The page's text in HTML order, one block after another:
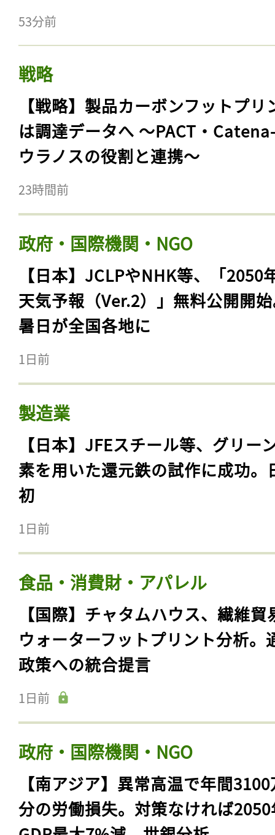
53分前
戦略
【戦略】製品カーボンフットプリ
は調達データへ 〜PACT・
ウラノスの役割と連携〜
23時間前
政府・国際機関・NGO
【日本】JCLPやNHK等、「2050
天気予報（Ver.2）」無料公開開
暑日が全国各地に
1日前
製造業
【日本】JFEスチール等、グリー
素を用いた還元鉄の試作に成功。
初
1日前
食品・消費財・アパレル
【国際】チャタムハウス、繊維貿
ウォーターフットプリント分析。
政策への統合提言
1日前
政府・国際機関・NGO
【南アジア】異常高温で年間
分の労働損失。対策なければ